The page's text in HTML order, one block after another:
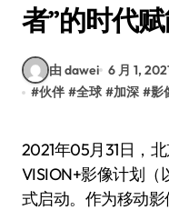
者”的时代
由 dawei 6 月 1,
#伙伴 #全球 #加深 #影
2021年05月31日，北京 —— 今天，vivo宣布2021
VISION+影像计划（
式启动。作为移动